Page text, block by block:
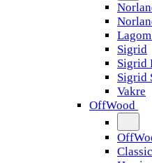
Sigrid
Sigrid
Sigrid
Vakre
OffWood